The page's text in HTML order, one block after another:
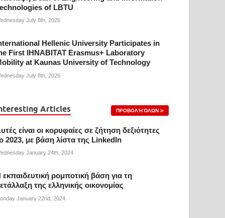
of LBTU
July 8th, 2026
Hellenic University Participates in
First IHNABITAT Erasmus+ Laboratory
at Kaunas University of Technology
July 8th, 2026
Articles ΠΡΟΒΟΛΉ ΌΛΩΝ
είναι οι κορυφαίες σε ζήτηση δεξιότητες
2023, με βάση λίστα της Linkedln
January 24th, 2024
εκπαιδευτική ρομποτική βάση για τη
της ελληνικής οικονομίας
January 22nd, 2024